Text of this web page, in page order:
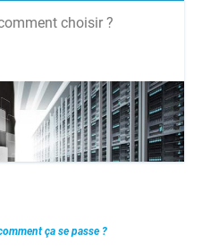
choisir ?
ça se passe ?